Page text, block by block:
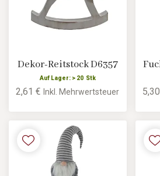
Dekor-Reitstock D6357
Auf Lager: > 20 Stk
2,61 €Inkl. Mehrwertsteuer